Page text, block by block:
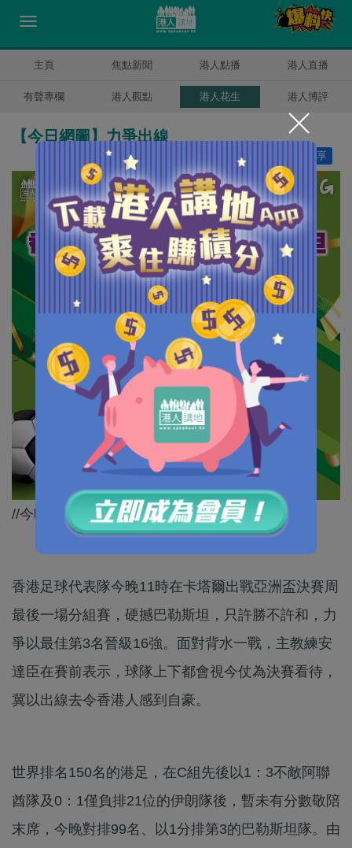
主頁 焦點新聞 港人點播 港人直播
有聲專欄 港人觀點 港人花生 港人博評
【今日網圖】力爭出線
分享
//今晚全城齊齊撐港隊！//
香港足球代表隊今晚11時在卡塔爾出戰亞洲盃決賽周
最後一場分組賽，硬撼巴勒斯坦，只許勝不許和，力
爭以最佳第3名晉級16強。面對背水一戰，主教練安
達臣在賽前表示，球隊上下都會視今仗為決賽看待，
冀以出線去令香港人感到自豪。
世界排名150名的港足，在C組先後以1：3不敵阿聯
酋隊及0：1僅負排21位的伊朗隊後，暫未有分數敬陪
末席，今晚對排99名、以1分排第3的巴勒斯坦隊。由